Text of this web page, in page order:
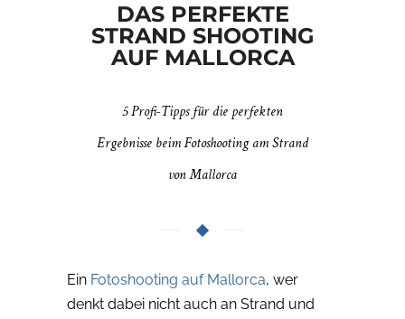
DAS PERFEKTE
STRAND SHOOTING
AUF MALLORCA
5 Profi-Tipps für die perfekten
Ergebnisse beim Fotoshooting am Strand
von Mallorca
Ein Fotoshooting auf Mallorca, wer
denkt dabei nicht auch an Strand und